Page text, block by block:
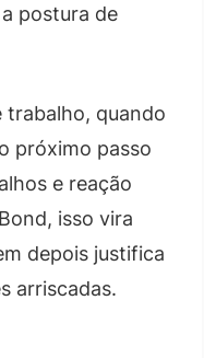
postura de
trabalho, quando
próximo passo
e reação
isso vira
depois justifica
arriscadas.